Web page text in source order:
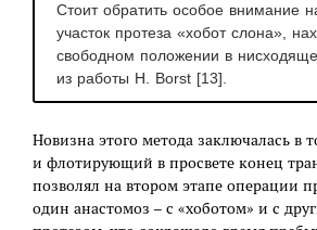
Стоит обратить особое внимание
участок протеза «хобот слона»,
свободном положении в
из работы H. Borst [13].
Новизна этого метода заключалась в
и флотирующий в просвете конец
позволял на втором этапе операции
один анастомоз – с «хоботом» и с